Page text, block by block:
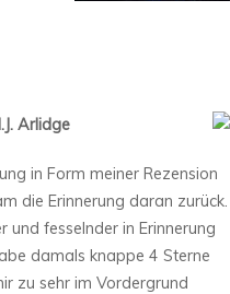
Arlidge
in Form meiner Rezension
die Erinnerung daran zurück.
fesselnder in Erinnerung
damals knappe 4 Sterne
zu sehr im Vordergrund